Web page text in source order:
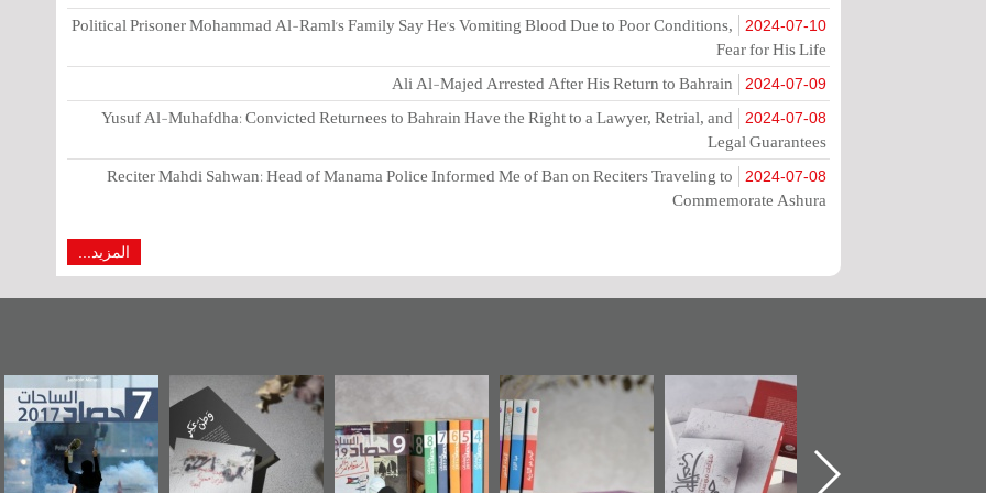
2024-07-10
Political Prisoner Mohammad Al-Raml's Family Say He's Vomiting Blood Due to Poor Conditions,
Fear for His Life
2024-07-09
Ali Al-Majed Arrested After His Return to Bahrain
2024-07-08
Yusuf Al-Muhafdha: Convicted Returnees to Bahrain Have the Right to a Lawyer, Retrial, and
Legal Guarantees
2024-07-08
Reciter Mahdi Sahwan: Head of Manama Police Informed Me of Ban on Reciters Traveling to
Commemorate Ashura
المزيد...
"حماة الباب الأخير":
الإصدار الأول عن
اعتصام الدراز
وأحداث ساحة
تصنيف موضوعي
للوثائق البريطانية
يقدمه «مركز أوال»
"مرآة البحرين"
تصدر حصاد
الساحات 2019
«وطن عكر» رواية
جديدة لمعتقل
عسكري تصدر عن
«مرآة البحرين»
حصاد 2017